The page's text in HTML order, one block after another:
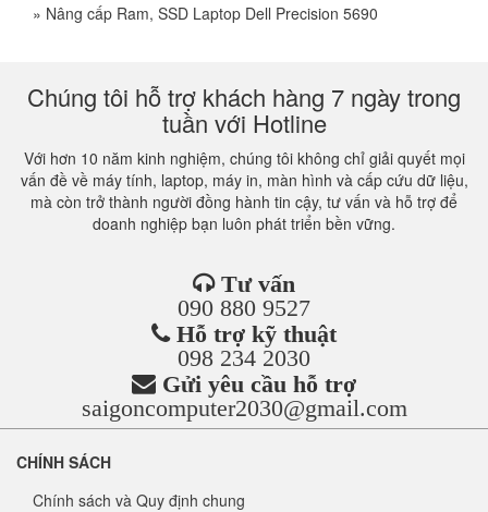
» Nâng cấp Ram, SSD Laptop Dell Precision 5690
Chúng tôi hỗ trợ khách hàng 7 ngày trong
tuần với Hotline
Với hơn 10 năm kinh nghiệm, chúng tôi không chỉ giải quyết mọi
vấn đề về máy tính, laptop, máy in, màn hình và cấp cứu dữ liệu,
mà còn trở thành người đồng hành tin cậy, tư vấn và hỗ trợ để
doanh nghiệp bạn luôn phát triển bền vững.
Tư vấn
090 880 9527
Hỗ trợ kỹ thuật
098 234 2030
Gửi yêu cầu hỗ trợ
saigoncomputer2030@gmail.com
CHÍNH SÁCH
Chính sách và Quy định chung